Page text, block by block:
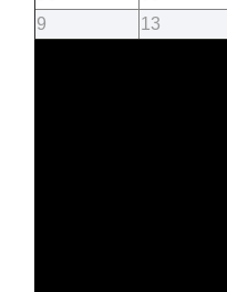
9
13